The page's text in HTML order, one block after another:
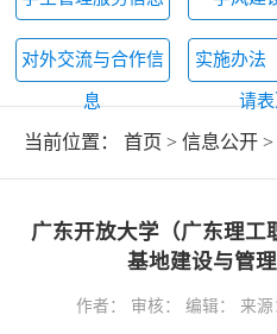
对外交流与合作信
息
实施办法
请表
当前位置： 首页 > 信息公开 >
广东开放大学（广东理工
基地建设与管
作者： 审核： 编辑： 来源